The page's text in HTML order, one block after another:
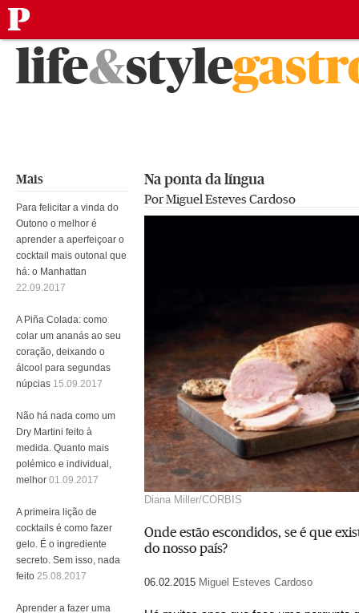
Saltarlife&style
Na ponta da língua
Por Miguel Esteves Cardoso
Diana Miller/CORBIS
Onde estão escondidos, se é que
do nosso país?
06.02.2015 Miguel Esteves Cardoso
Mais
Para felicitar a vinda do
Outono o melhor é
aprender a aperfeiçoar o
cocktail mais outonal que
há: o Manhattan
22.09.2017
A Piña Colada: como
colar um ananás ao seu
coração, deixando o
álcool para segundas
núpcias 15.09.2017
Não há nada como um
Dry Martini feito à
medida. Quanto mais
polémico e individual,
melhor 01.09.2017
A primeira lição de
cocktails é como fazer
gelo. É o ingrediente
secreto. Sem isso, nada
feito 25.08.2017
Aprender a fazer uma